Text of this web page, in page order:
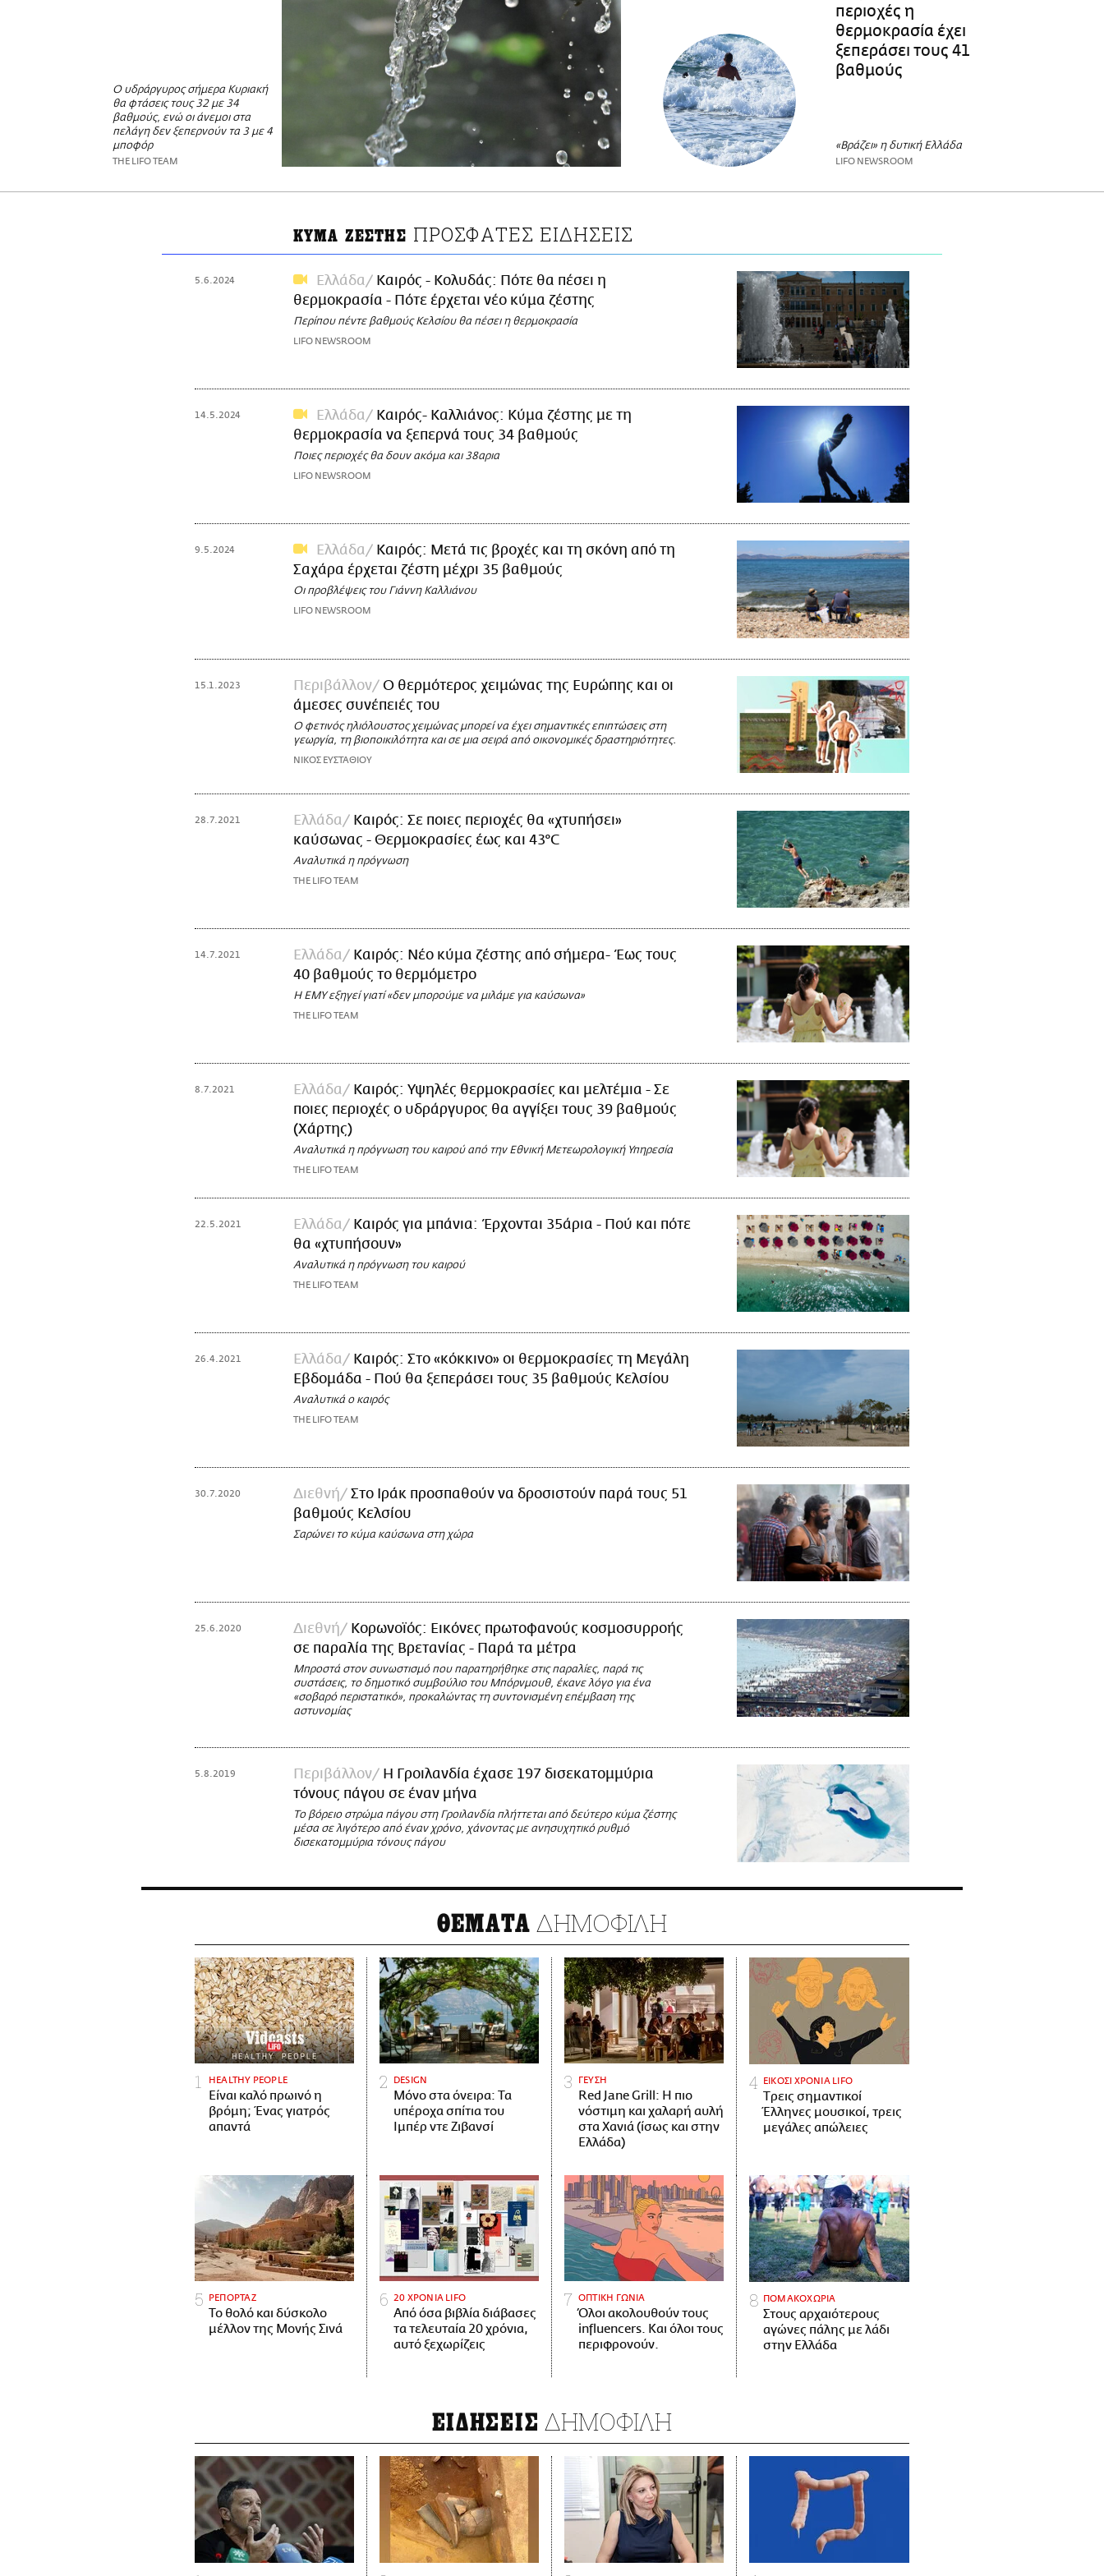
Ο υδράργυρος σήμερα Κυριακή
θα φτάσεις τους 32 με 34
βαθμούς, ενώ οι άνεμοι στα
πελάγη δεν ξεπερνούν τα 3 με 4
μποφόρ
THE LIFO TEAM
περιοχές η
θερμοκρασία έχει
ξεπεράσει τους 41
βαθμούς
«Βράζει» η δυτική Ελλάδα
LIFO NEWSROOM
ΚΥΜΑ ΖΕΣΤΗΣ ΠΡΟΣΦΑΤΕΣ ΕΙΔΗΣΕΙΣ
5.6.2024 Ελλάδα
Καιρός - Κολυδάς: Πότε θα πέσει η
θερμοκρασία - Πότε έρχεται νέο κύμα ζέστης
Περίπου πέντε βαθμούς Κελσίου θα πέσει η θερμοκρασία
LIFO NEWSROOM
14.5.2024 Ελλάδα
Καιρός- Καλλιάνος: Κύμα ζέστης με τη
θερμοκρασία να ξεπερνά τους 34 βαθμούς
Ποιες περιοχές θα δουν ακόμα και 38αρια
LIFO NEWSROOM
9.5.2024 Ελλάδα
Καιρός: Μετά τις βροχές και τη σκόνη από τη
Σαχάρα έρχεται ζέστη μέχρι 35 βαθμούς
Οι προβλέψεις του Γιάννη Καλλιάνου
LIFO NEWSROOM
15.1.2023 Περιβάλλον
Ο θερμότερος χειμώνας της Ευρώπης και οι
άμεσες συνέπειές του
Ο φετινός ηλιόλουστος χειμώνας μπορεί να έχει σημαντικές επιπτώσεις στη
γεωργία, τη βιοποικιλότητα και σε μια σειρά από οικονομικές δραστηριότητες.
ΝΙΚΟΣ ΕΥΣΤΑΘΙΟΥ
28.7.2021 Ελλάδα
Καιρός: Σε ποιες περιοχές θα «χτυπήσει»
καύσωνας - Θερμοκρασίες έως και 43°C
Αναλυτικά η πρόγνωση
THE LIFO TEAM
14.7.2021 Ελλάδα
Καιρός: Νέο κύμα ζέστης από σήμερα- Έως τους
40 βαθμούς το θερμόμετρο
Η ΕΜΥ εξηγεί γιατί «δεν μπορούμε να μιλάμε για καύσωνα»
THE LIFO TEAM
8.7.2021 Ελλάδα
Καιρός: Υψηλές θερμοκρασίες και μελτέμια - Σε
ποιες περιοχές ο υδράργυρος θα αγγίξει τους 39 βαθμούς
(Χάρτης)
Αναλυτικά η πρόγνωση του καιρού από την Εθνική Μετεωρολογική Υπηρεσία
THE LIFO TEAM
22.5.2021 Ελλάδα
Καιρός για μπάνια: Έρχονται 35άρια - Πού και πότε
θα «χτυπήσουν»
Αναλυτικά η πρόγνωση του καιρού
THE LIFO TEAM
26.4.2021 Ελλάδα
Καιρός: Στο «κόκκινο» οι θερμοκρασίες τη Μεγάλη
Εβδομάδα - Πού θα ξεπεράσει τους 35 βαθμούς Κελσίου
Αναλυτικά ο καιρός
THE LIFO TEAM
30.7.2020 Διεθνή
Στο Ιράκ προσπαθούν να δροσιστούν παρά τους 51
βαθμούς Κελσίου
Σαρώνει το κύμα καύσωνα στη χώρα
25.6.2020 Διεθνή
Κορωνοϊός: Εικόνες πρωτοφανούς κοσμοσυρροής
σε παραλία της Βρετανίας - Παρά τα μέτρα
Μπροστά στον συνωστισμό που παρατηρήθηκε στις παραλίες, παρά τις
συστάσεις, το δημοτικό συμβούλιο του Μπόρνμουθ, έκανε λόγο για ένα
«σοβαρό περιστατικό», προκαλώντας τη συντονισμένη επέμβαση της
αστυνομίας
5.8.2019 Περιβάλλον
Η Γροιλανδία έχασε 197 δισεκατομμύρια
τόνους πάγου σε έναν μήνα
Το βόρειο στρώμα πάγου στη Γροιλανδία πλήττεται από δεύτερο κύμα ζέστης
μέσα σε λιγότερο από έναν χρόνο, χάνοντας με ανησυχητικό ρυθμό
δισεκατομμύρια τόνους πάγου
ΘΕΜΑΤΑ ΔΗΜΟΦΙΛΗ
HEALTHY PEOPLE
Είναι καλό πρωινό η
βρόμη; Ένας γιατρός
απαντά
DESIGN
Μόνο στα όνειρα: Τα
υπέροχα σπίτια του
Ιμπέρ ντε Ζιβανσί
ΓΕΥΣΗ
Red Jane Grill: Η πιο
νόστιμη και χαλαρή αυλή
στα Χανιά (ίσως και στην
Ελλάδα)
ΕΙΚΟΣΙ ΧΡΟΝΙΑ LIFO
Tρεις σημαντικοί
Έλληνες μουσικοί, τρεις
μεγάλες απώλειες
ΡΕΠΟΡΤΑΖ
Το θολό και δύσκολο
μέλλον της Μονής Σινά
20 ΧΡΟΝΙΑ LIFO
Από όσα βιβλία διάβασες
τα τελευταία 20 χρόνια,
αυτό ξεχωρίζεις
ΟΠΤΙΚΗ ΓΩΝΙΑ
Όλοι ακολουθούν τους
influencers. Και όλοι τους
περιφρονούν.
ΠΟΜΑΚΟΧΩΡΙΑ
Στους αρχαιότερους
αγώνες πάλης με λάδι
στην Ελλάδα
ΕΙΔΗΣΕΙΣ ΔΗΜΟΦΙΛΗ